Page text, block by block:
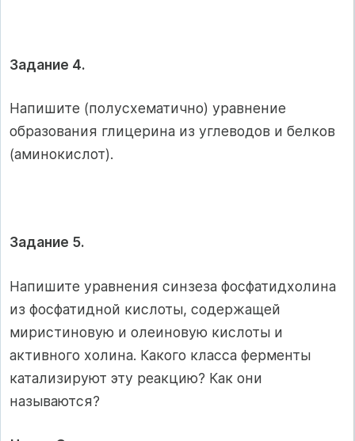
Задание 4.
Напишите (полусхематично) уравнение
образования глицерина из углеводов и белков
(аминокислот).
Задание 5.
Напишите уравнения синзеза фосфатидхолина
из фосфатидной кислоты, содержащей
миристиновую и олеиновую кислоты и
активного холина. Какого класса ферменты
катализируют эту реакцию? Как они
называются?